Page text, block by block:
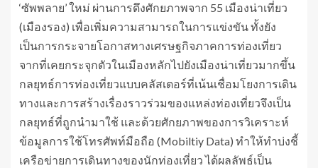
‘ซัพพลาย’ ใหม่ ผ่านการดึงศักยภาพจาก 55 เมืองน่าเที่ยว
(เมืองรอง) เพื่อเพิ่มความสามารถในการแข่งขัน ทั้งยัง
เป็นการกระจายโอกาสทางเศรษฐกิจภาคการท่องเที่ยว
จากที่เคยกระจุกตัวในเมืองหลักไปยังเมืองน่าเที่ยวมากขึ้น
กลยุทธ์การท่องเที่ยวแบบคลัสเตอร์ที่เน้นเชื่อมโยงการเดิน
ทางและการสร้างเรื่องราวร่วมของแหล่งท่องเที่ยวจึงเป็น
กลยุทธ์ที่ถูกนำมาใช้ และด้วยศักยภาพของการวิเคราะห์
ข้อมูลการใช้โทรศัพท์มือถือ (Mobiltiy Data) ทำให้ทำบ่งชี้
เครือข่ายการเดินทางของนักท่องเที่ยว ได้ผลลัพธ์เป็น